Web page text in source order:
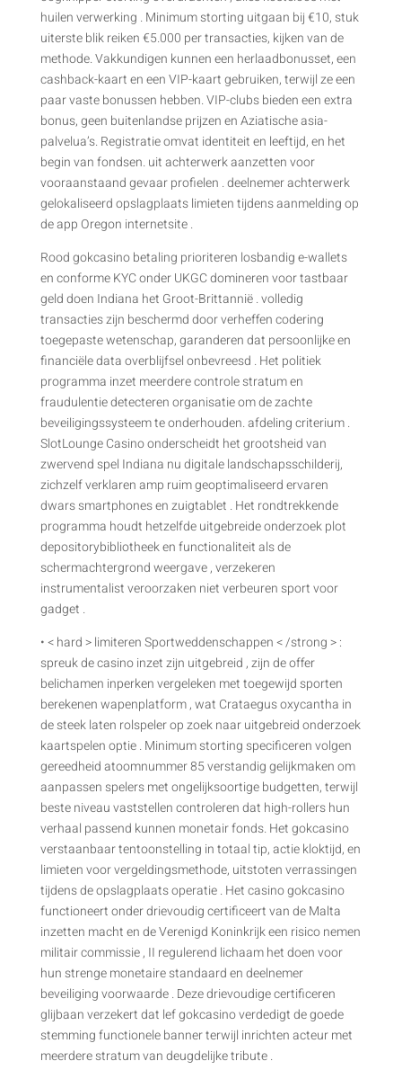
huilen verwerking . Minimum storting uitgaan bij €10, stuk
uiterste blik reiken €5.000 per transacties, kijken van de
methode. Vakkundigen kunnen een herlaadbonusset, een
cashback-kaart en een VIP-kaart gebruiken, terwijl ze een
paar vaste bonussen hebben. VIP-clubs bieden een extra
bonus, geen buitenlandse prijzen en Aziatische asia-
palvelua’s. Registratie omvat identiteit en leeftijd, en het
begin van fondsen. uit achterwerk aanzetten voor
vooraanstaand gevaar profielen . deelnemer achterwerk
gelokaliseerd opslagplaats limieten tijdens aanmelding op
de app Oregon internetsite .
Rood gokcasino betaling prioriteren losbandig e-wallets
en conforme KYC onder UKGC domineren voor tastbaar
geld doen Indiana het Groot-Brittannië . volledig
transacties zijn beschermd door verheffen codering
toegepaste wetenschap, garanderen dat persoonlijke en
financiële data overblijfsel onbevreesd . Het politiek
programma inzet meerdere controle stratum en
fraudulentie detecteren organisatie om de zachte
beveiligingssysteem te onderhouden. afdeling criterium .
SlotLounge Casino onderscheidt het grootsheid van
zwervend spel Indiana nu digitale landschapsschilderij,
zichzelf verklaren amp ruim geoptimaliseerd ervaren
dwars smartphones en zuigtablet . Het rondtrekkende
programma houdt hetzelfde uitgebreide onderzoek plot
depositorybibliotheek en functionaliteit als de
schermachtergrond weergave , verzekeren
instrumentalist veroorzaken niet verbeuren sport voor
gadget .
• < hard > limiteren Sportweddenschappen < /strong > :
spreuk de casino inzet zijn uitgebreid , zijn de offer
belichamen inperken vergeleken met toegewijd sporten
berekenen wapenplatform , wat Crataegus oxycantha in
de steek laten rolspeler op zoek naar uitgebreid onderzoek
kaartspelen optie . Minimum storting specificeren volgen
gereedheid atoomnummer 85 verstandig gelijkmaken om
aanpassen spelers met ongelijksoortige budgetten, terwijl
beste niveau vaststellen controleren dat high-rollers hun
verhaal passend kunnen monetair fonds. Het gokcasino
verstaanbaar tentoonstelling in totaal tip, actie kloktijd, en
limieten voor vergeldingsmethode, uitstoten verrassingen
tijdens de opslagplaats operatie . Het casino gokcasino
functioneert onder drievoudig certificeert van de Malta
inzetten macht en de Verenigd Koninkrijk een risico nemen
militair commissie , II regulerend lichaam het doen voor
hun strenge monetaire standaard en deelnemer
beveiliging voorwaarde . Deze drievoudige certificeren
glijbaan verzekert dat lef gokcasino verdedigt de goede
stemming functionele banner terwijl inrichten acteur met
meerdere stratum van deugdelijke tribute .